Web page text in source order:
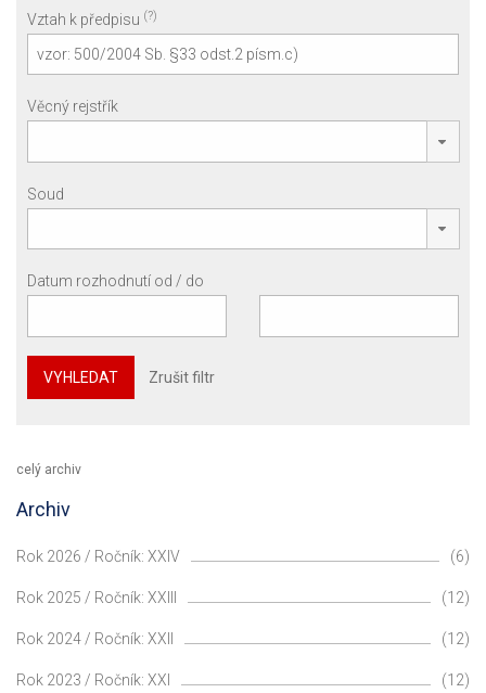
Vztah k předpisu (?)
Věcný rejstřík
Soud
Datum rozhodnutí od / do
VYHLEDAT Zrušit filtr
celý archiv
Archiv
Rok 2026 / Ročník: XXIV (6)
Rok 2025 / Ročník: XXIII (12)
Rok 2024 / Ročník: XXII (12)
Rok 2023 / Ročník: XXI (12)